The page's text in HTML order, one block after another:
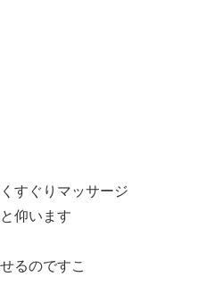
すぐりマッサージ
仰います
るのですこ